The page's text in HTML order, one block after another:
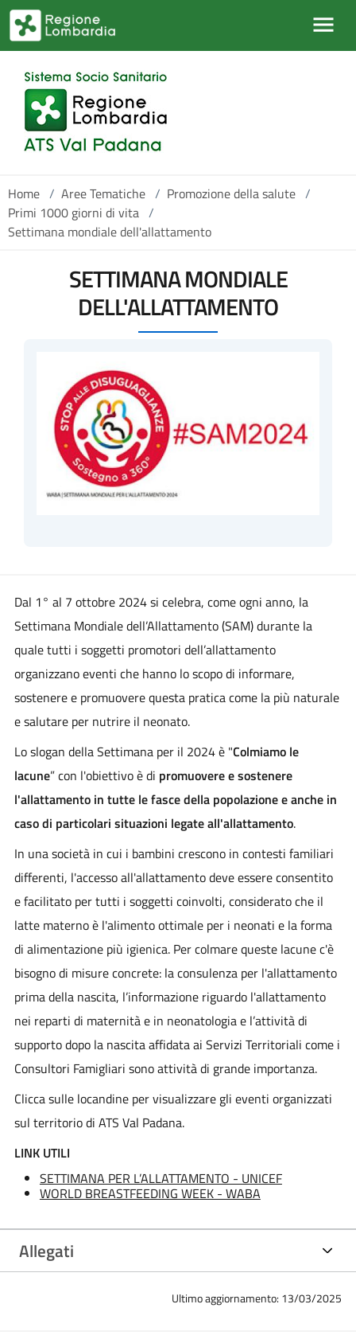
Salta al contenuto principale
Home / Aree Tematiche / Promozione della salute /
Primi 1000 giorni di vita /
Settimana mondiale dell'allattamento
SETTIMANA MONDIALE
DELL'ALLATTAMENTO
Dal 1° al 7 ottobre 2024 si celebra, come ogni anno, la
Settimana Mondiale dell’Allattamento (SAM) durante la
quale tutti i soggetti promotori dell’allattamento
organizzano eventi che hanno lo scopo di informare,
sostenere e promuovere questa pratica come la più naturale
e salutare per nutrire il neonato.
Lo slogan della Settimana per il 2024 è "Colmiamo le
lacune” con l'obiettivo è di promuovere e sostenere
l'allattamento in tutte le fasce della popolazione e anche in
caso di particolari situazioni legate all'allattamento.
In una società in cui i bambini crescono in contesti familiari
differenti, l'accesso all'allattamento deve essere consentito
e facilitato per tutti i soggetti coinvolti, considerato che il
latte materno è l'alimento ottimale per i neonati e la forma
di alimentazione più igienica. Per colmare queste lacune c'è
bisogno di misure concrete: la consulenza per l'allattamento
prima della nascita, l’informazione riguardo l'allattamento
nei reparti di maternità e in neonatologia e l’attività di
supporto dopo la nascita affidata ai Servizi Territoriali come i
Consultori Famigliari sono attività di grande importanza.
Clicca sulle locandine per visualizzare gli eventi organizzati
sul territorio di ATS Val Padana.
LINK UTILI
SETTIMANA PER L’ALLATTAMENTO - UNICEF
WORLD BREASTFEEDING WEEK - WABA
Allegati
Ultimo aggiornamento: 13/03/2025